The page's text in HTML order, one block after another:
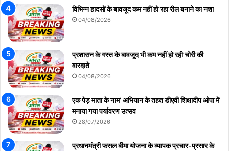
विभिन्न हादसों के बावजूद कम नहीं हो रहा रील बनाने का नशा
04/08/2026
प्रशासन के गस्त के बावजूद भी कम नहीं हो रही चोरी की
वारदाते
04/08/2026
एक पेड़ माता के नाम’ अभियान के तहत डीएवी शिक्षादीप ओपा में
मनाया गया पर्यावरण उत्सव
28/07/2026
प्रधानमंत्री फसल बीमा योजना के व्यापक प्रचार-प्रसार के